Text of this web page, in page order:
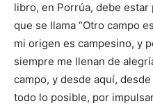
libro, en Porrúa, debe
que se llama “Otro campo
mi origen es campesino, y
siempre me llenan de
campo, y desde aquí,
todo lo posible, por